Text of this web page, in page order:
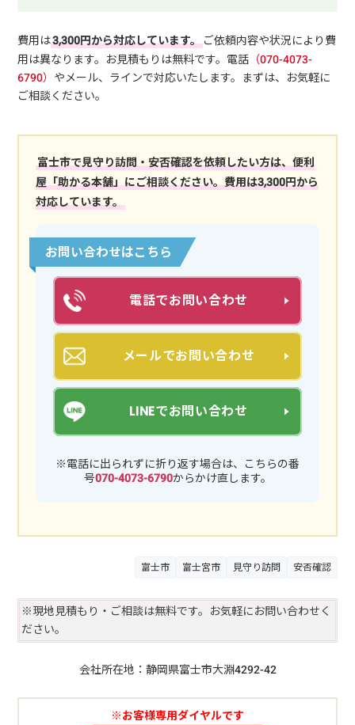
費用は3,300円から対応しています。ご依頼内容や状況により費
用は異なります。お見積もりは無料です。電話 （070-4073-
6790） やメール、ラインで対応いたします。まずは、お気軽に
ご相談ください。
富士市で見守り訪問・安否確認を依頼したい方は、便利
屋「助かる本舗」にご相談ください。費用は3,300円から
対応しています。
お問い合わせはこちら
電話でお問い合わせ
メールでお問い合わせ
LINEでお問い合わせ
※電話に出られずに折り返す場合は、こちらの番
号070-4073-6790からかけ直します。
富士市 富士宮市 見守り訪問 安否確認
※現地見積もり・ご相談は無料です。お気軽にお問い合わせく
ださい。
会社所在地：静岡県富士市大淵4292-42
※お客様専用ダイヤルです